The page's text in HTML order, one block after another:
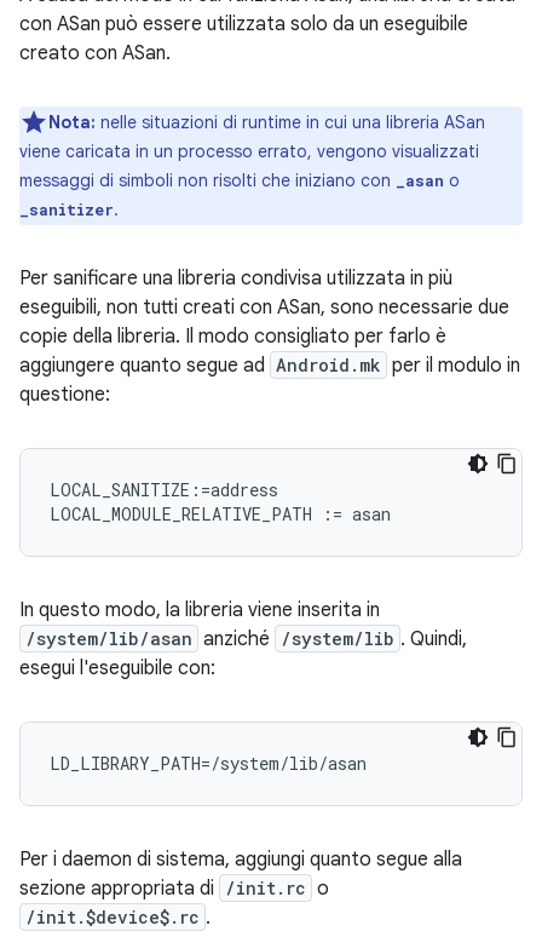
con ASan può essere utilizzata solo da un eseguibile
creato con ASan.
Nota: nelle situazioni di runtime in cui una libreria ASan
viene caricata in un processo errato, vengono visualizzati
messaggi di simboli non risolti che iniziano con
_asan o
_sanitizer.
Per sanificare una libreria condivisa utilizzata in più
eseguibili, non tutti creati con ASan, sono necessarie due
copie della libreria. Il modo consigliato per farlo è
aggiungere quanto segue ad Android.mk per il modulo in
questione:
LOCAL_SANITIZE:=address
In questo modo, la libreria viene inserita in
/system/lib/asan anziché /system/lib . Quindi,
esegui l'eseguibile con:
LD_LIBRARY_PATH=/system/lib/asan
Per i daemon di sistema, aggiungi quanto segue alla
sezione appropriata di
/init.rc o
/init.$device$.rc .